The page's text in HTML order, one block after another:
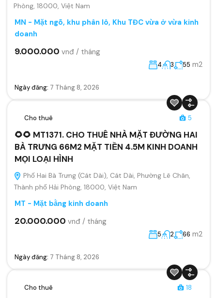
Phòng, 18000, Việt Nam
MN - Mặt ngõ, khu phân lô, Khu TĐC vừa ở vừa kinh
doanh
9.000.000 vnđ / tháng
4 3 55 m2
Ngày đăng: 7 Tháng 8, 2026
Cho thuê 5
🌻🌻 MT1371. CHO THUÊ NHÀ MẶT ĐƯỜNG HAI
BÀ TRƯNG 66M2 MẶT TIỀN 4.5M KINH DOANH
MỌI LOẠI HÌNH
Phố Hai Bà Trưng (Cát Dài), Cát Dài, Phường Lê Chân,
Thành phố Hải Phòng, 18000, Việt Nam
MT - Mặt bằng kinh doanh
20.000.000 vnđ / tháng
5 2 66 m2
Ngày đăng: 7 Tháng 8, 2026
Cho thuê 18